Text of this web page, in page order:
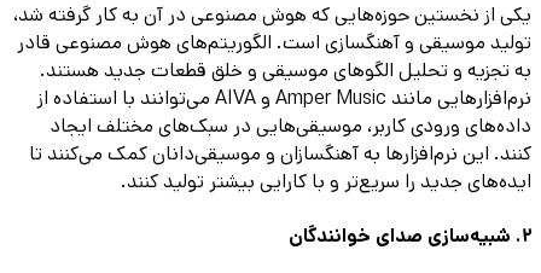
یکی از نخستین حوزه‌هایی که هوش مصنوعی در آن به کار گرفته شد،
تولید موسیقی و آهنگسازی است. الگوریتم‌های هوش مصنوعی قادر
به تجزیه و تحلیل الگوهای موسیقی و خلق قطعات جدید هستند.
نرم‌افزارهایی مانند Amper Music و AIVA می‌توانند با استفاده از
داده‌های ورودی کاربر، موسیقی‌هایی در سبک‌های مختلف ایجاد
کنند. این نرم‌افزارها به آهنگسازان و موسیقی‌دانان کمک می‌کنند تا
ایده‌های جدید را سریع‌تر و با کارایی بیشتر تولید کنند.
2. شبیه‌سازی صدای خوانندگان